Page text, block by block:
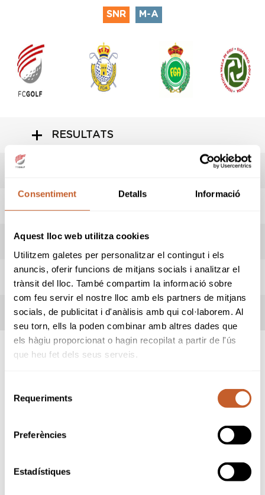
Consentiment Detalls Informació
Aquest lloc web utilitza cookies
Utilitzem galetes per personalitzar el contingut i els
anuncis, oferir funcions de mitjans socials i analitzar el
trànsit del lloc. També compartim la informació sobre
com feu servir el nostre lloc amb els partners de mitjans
socials, de publicitat i d'anàlisis amb qui col·laborem. Al
seu torn, ells la poden combinar amb altres dades que
els hàgiu proporcionat o hagin recopilat a partir de l'ús
que heu fet dels seus serveis.
Requeriments
Preferències
Estadístiques
SNR M-A
RESULTATS
ADMESOS/ES
REGLES LOCALS